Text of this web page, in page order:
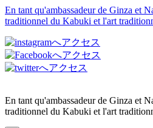
En tant qu'ambassadeur de Ginza et
traditionnel du Kabuki et l'art
En tant qu'ambassadeur de Ginza et
traditionnel du Kabuki et l'art